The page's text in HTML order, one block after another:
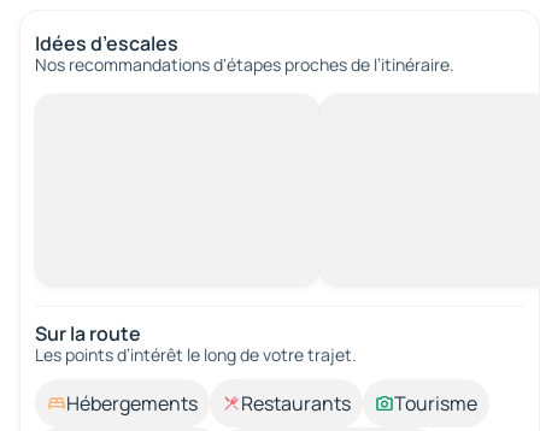
Idées d’escales
Nos recommandations d'étapes proches de l’itinéraire.
Sur la route
Les points d’intérêt le long de votre trajet.
Hébergements Restaurants
Tourisme